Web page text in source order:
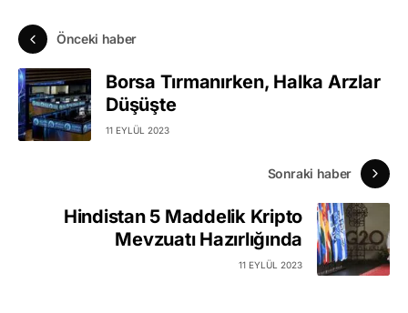
Önceki haber
Borsa Tırmanırken, Halka Arzlar
Düşüşte
11 EYLÜL 2023
Sonraki haber
Hindistan 5 Maddelik Kripto
Mevzuatı Hazırlığında
11 EYLÜL 2023